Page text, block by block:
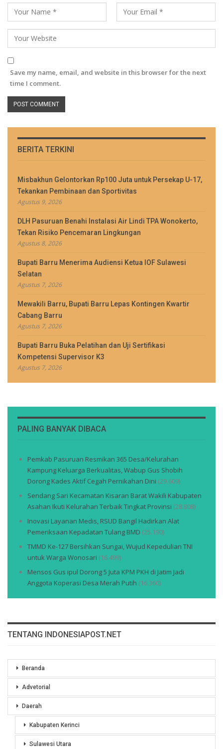
Save my name, email, and website in this browser for the next
time I comment.
BERITA TERKINI
Misbakhun Gelontorkan Rp100 Juta untuk Persekap U-17,
Tekankan Pembinaan dan Sportivitas
Agustus 9, 2026
DLH Pasuruan Benahi Instalasi Air Lindi TPA Wonokerto,
Tekan Risiko Pencemaran Lingkungan
Agustus 8, 2026
Bupati Barru Menerima Audiensi Ketua IOF Sulawesi
Selatan
Agustus 7, 2026
Mewakili Barru, Bupati Barru Lepas Kontingen Kwartir
Cabang Barru
Agustus 7, 2026
Bupati Barru Buka Pelatihan dan Uji Sertifikasi
Kompetensi Supervisor K3
Agustus 7, 2026
PALING BANYAK DIBACA
Pemkab Pasuruan Resmikan 365 Desa/Kelurahan
Kampung Keluarga Berkualitas, Wabup Gus Shobih
Dorong Kades Aktif Cegah Pernikahan Dini (29.609)
Sendang Sari Kecamatan Kisaran Barat Wakili Kabupaten
Asahan Ikuti Kelurahan Terbaik Tingkat Provinsi (28.808)
Inovasi Layanan Medis, RSUD Bangil Hadirkan Alat
Pemeriksaan Kepadatan Tulang BMD (25.190)
TMMD Ke-127 Bersihkan Sungai, Wujud Kepedulian TNI
untuk Warga Wonosari (16.499)
Mensos Gus ipul Dorong 5 Juta KPM PKH di Jatim Jadi
Anggota Koperasi Desa Merah Putih (16.360)
TENTANG INDONESIAPOST.NET
Beranda
Advetorial
Daerah
Kabupaten Kerinci
Sulawesi Utara